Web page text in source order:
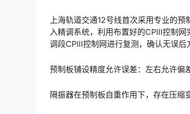
上海轨道交通12号线首次采用专业的
入精调系统，利用布置好的CPⅢ控制
调段CPⅢ控制网进行复测，确认无误后
预制板铺设精度允许误差：左右允许偏
隔振器在预制板自重作用下，存在压缩